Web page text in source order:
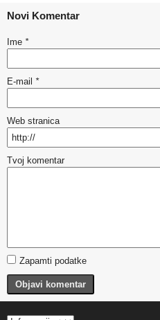
Novi Komentar
Ime *
E-mail *
Web stranica
Tvoj komentar
Zapamti podatke
Objavi komentar